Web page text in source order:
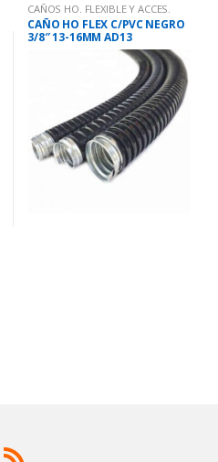
CAÑOS HO. FLEXIBLE Y ACCES.
CAÑO HO FLEX C/PVC NEGRO
3/8″ 13-16MM AD13